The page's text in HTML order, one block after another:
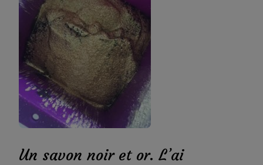
Un savon noir et or. L’ai